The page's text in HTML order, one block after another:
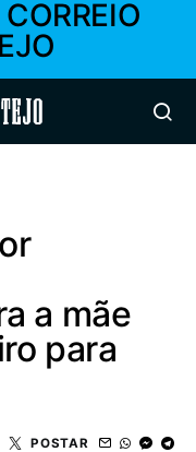
a mãe
para
POSTAR